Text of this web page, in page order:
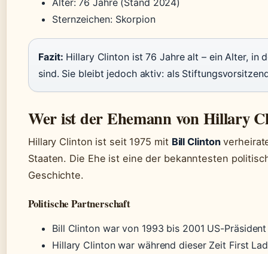
Alter: 76 Jahre (Stand 2024)
Sternzeichen: Skorpion
Fazit: Hillary Clinton ist 76 Jahre alt – ein Alter, in
sind. Sie bleibt jedoch aktiv: als
Wer ist der Ehemann von Hillary
Hillary Clinton ist seit 1975 mit Bill Clinton
Staaten. Die Ehe ist eine der bekanntesten
Geschichte.
Politische Partnerschaft
Bill Clinton war von 1993 bis 2001 US-Präsident
Hillary Clinton war während dieser Zeit First